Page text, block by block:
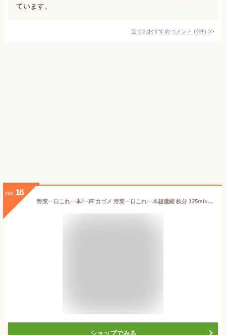
ています。
全てのおすすめコメント (4件) >
no. 16
野菜一日これ一本/一杯 カゴメ 野菜一日これ一本超濃縮 鉄分 125ml×24本
ショップでみる